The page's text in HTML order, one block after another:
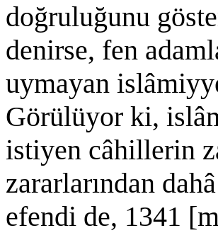
doğruluğunu
denirse, fen
uymayan
Görülüyor ki,
istiyen câhillerin
zararlarından
efendi de, 1341